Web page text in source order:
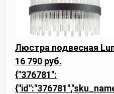
Люстра подвесная
16 790 руб.
{"376781":